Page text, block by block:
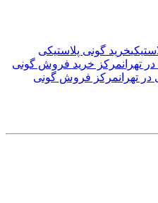
خرید گونی پلاستیکی
تهرانمرکز خرید فروش گونی
تهرانمرکز فروش گونی